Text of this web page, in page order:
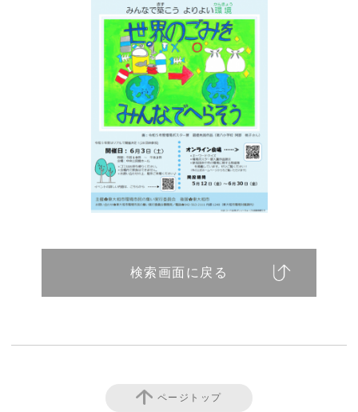
検索画面に戻る
ページトップ